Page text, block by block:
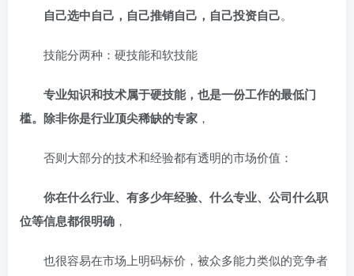
自己选中自己，自己推销自己，自己投资自己。
技能分两种：硬技能和软技能
专业知识和技术属于硬技能，也是一份工作的最低门
槛。除非你是行业顶尖稀缺的专家 ，
否则大部分的技术和经验都有透明的市场价值：
你在什么行业、有多少年经验、什么专业、公司什么职
位等信息都很明确 ，
也很容易在市场上明码标价，被众多能力类似的竞争者